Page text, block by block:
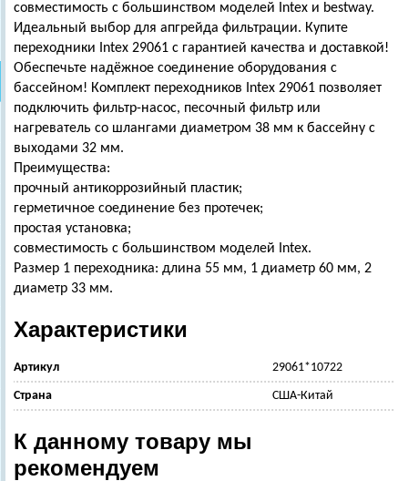
совместимость с большинством моделей Intex и bestway.
Идеальный выбор для апгрейда фильтрации. Купите
переходники Intex 29061 с гарантией качества и доставкой!
Обеспечьте надёжное соединение оборудования с
бассейном! Комплект переходников Intex 29061 позволяет
подключить фильтр-насос, песочный фильтр или
нагреватель со шлангами диаметром 38 мм к бассейну с
выходами 32 мм.
Преимущества:
прочный антикоррозийный пластик;
герметичное соединение без протечек;
простая установка;
совместимость с большинством моделей Intex.
Размер 1 переходника: длина 55 мм, 1 диаметр 60 мм, 2
диаметр 33 мм.
Характеристики
Артикул 29061*10722
Страна США-Китай
К данному товару мы
рекомендуем